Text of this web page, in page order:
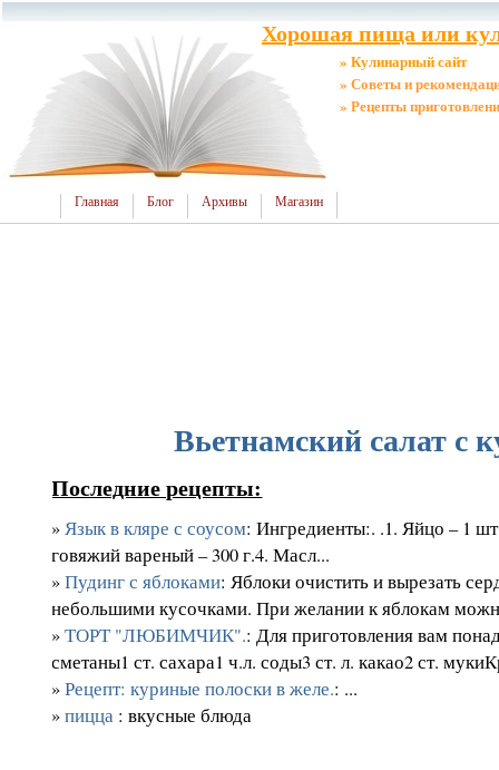
Хорошая пища или
» Кулинарный сайт
» Советы и
» Рецепты
Главная Блог Архивы Магазин
Вьетнамский салат с
Последние рецепты:
»Язык в кляре с соусом: Ингредиенты:. .1. Яйцо – 1
говяжий вареный – 300 г.4. Масл...
»Пудинг с яблоками: Яблоки очистить и вырезать
небольшими кусочками. При желании к яблокам
»ТОРТ "ЛЮБИМЧИК".: Для приготовления вам
сметаны1 ст. сахара1 ч.л. соды3 ст. л. какао2 ст.
»Рецепт: куриные полоски в желе.: ...
»пицца : вкусные блюда